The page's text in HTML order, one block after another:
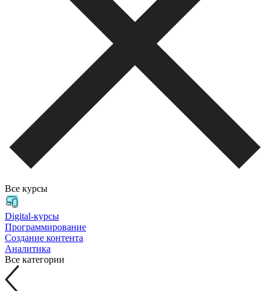
Все курсы
Digital-курсы
Программирование
Создание контента
Аналитика
Все категории